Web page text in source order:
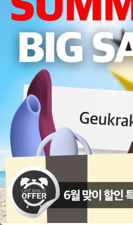
남녀같이-헌포클럽-갈-수-있나-남사친-
가다실-관련-글-보니까-생각났는데걱
쾌변에-좋은거-있을까원래-똥을-한번에
맘-아프다…-16살이나-차이나는데-시-
썸남이랑-어떻게-친해질-수-있을까나
자기들아-남친이-나한테-거짓말-친게-
자기방관리자자기방-신고할-때-사유-
나왜갑자기-몸에-큰-여드름이-하나씩-
나처럼-잇팁인데-친화력-좋은-사람-있-
진짜-생리-언제ㅜ하는지-알-수-있으면
남자친구-하체는-타고난게-근육형이라-